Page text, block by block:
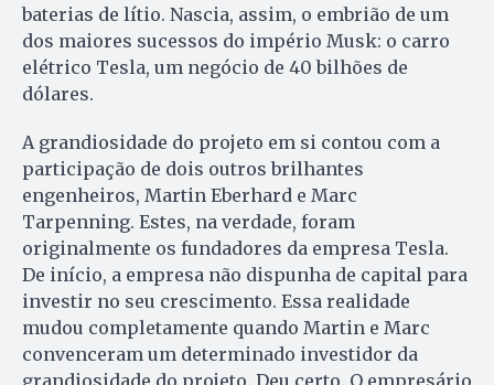
baterias de lítio. Nascia, assim, o embrião de um
dos maiores sucessos do império Musk: o carro
elétrico Tesla, um negócio de 40 bilhões de
dólares.
A grandiosidade do projeto em si contou com a
participação de dois outros brilhantes
engenheiros, Martin Eberhard e Marc
Tarpenning. Estes, na verdade, foram
originalmente os fundadores da empresa Tesla.
De início, a empresa não dispunha de capital para
investir no seu crescimento. Essa realidade
mudou completamente quando Martin e Marc
convenceram um determinado investidor da
grandiosidade do projeto. Deu certo. O empresário